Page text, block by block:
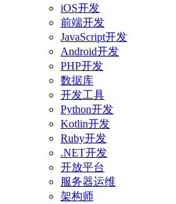
iOS开发
前端开发
JavaScript开发
Android开发
PHP开发
数据库
开发工具
Python开发
Kotlin开发
Ruby开发
.NET开发
开放平台
服务器运维
架构师